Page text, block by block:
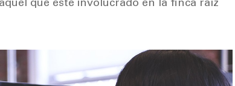
que esté involucrado en la finca raíz